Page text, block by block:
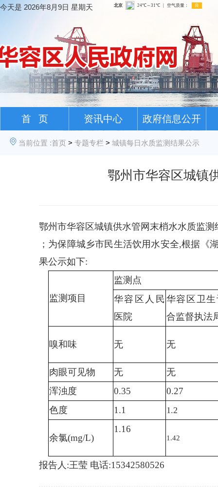
今天是 2026年8月9日 星期天
首 页 资讯中心 政府信息公开
当前位置 :首页 > 专题专栏 > 城镇每日水质监测结果公示
鄂州市华容区城镇
鄂州市华容区城镇供水管网末梢水水质监测
；为保障城乡市民生活饮用水安全,根据《
果公示如下:
监测项目
监测点
华容区人民
医院
华容区卫
合监督执法
嗅和味 无 无
肉眼可见物 无
无
浑浊度
0.35
0.27
色度
1.1 1.2
余氯(mg/L)
1.16
1.42
报告人 :王莹 电话:15342580526